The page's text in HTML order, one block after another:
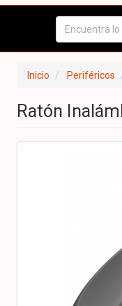
Inicio Periféricos
Ratón